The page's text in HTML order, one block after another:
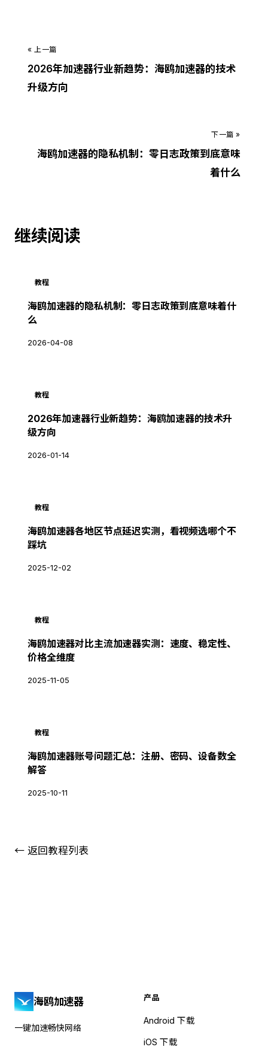
« 上一篇
2026年加速器行业新趋势：海鸥加速器的技术
升级方向
下一篇 »
海鸥加速器的隐私机制：零日志政策到底意味
着什么
继续阅读
教程
海鸥加速器的隐私机制：零日志政策到底意味着什
么
2026-04-08
教程
2026年加速器行业新趋势：海鸥加速器的技术升
级方向
2026-01-14
教程
海鸥加速器各地区节点延迟实测，看视频选哪个不
踩坑
2025-12-02
教程
海鸥加速器对比主流加速器实测：速度、稳定性、
价格全维度
2025-11-05
教程
海鸥加速器账号问题汇总：注册、密码、设备数全
解答
2025-10-11
← 返回教程列表
海鸥加速器
一键加速畅快网络
产品
Android 下载
iOS 下载